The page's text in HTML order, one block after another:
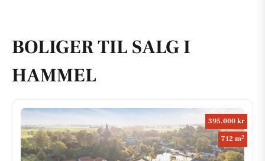
BOLIGER TIL SALG I
HAMMEL
395.000 kr
712 m2